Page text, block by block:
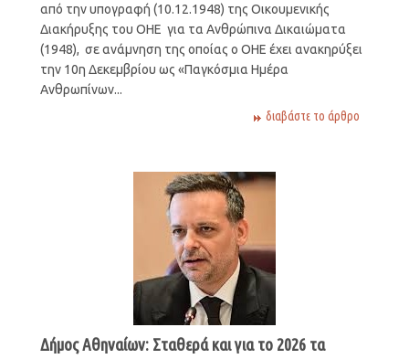
από την υπογραφή (10.12.1948) της Οικουμενικής
Διακήρυξης του ΟΗΕ για τα Ανθρώπινα Δικαιώματα
(1948), σε ανάμνηση της οποίας ο ΟΗΕ έχει ανακηρύξει
την 10η Δεκεμβρίου ως «Παγκόσμια Ημέρα
Ανθρωπίνων...
διαβάστε το άρθρο
Δήμος Αθηναίων: Σταθερά και για το 2026 τα